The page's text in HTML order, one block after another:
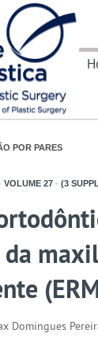
POR PARES
VOLUME 27 - (3
Domingues